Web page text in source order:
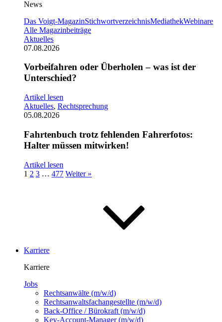
News
Das Voigt-MagazinStichwortverzeichnisMediathekWebinare
Alle Magazinbeiträge
Aktuelles
07.08.2026
Vorbeifahren oder Überholen – was ist der
Unterschied?
Artikel lesen
Aktuelles, Rechtsprechung
05.08.2026
Fahrtenbuch trotz fehlenden Fahrerfotos:
Halter müssen mitwirken!
Artikel lesen
1 2 3 … 477 Weiter »
Karriere
Karriere
Jobs
Rechtsanwälte (m/w/d)
Rechtsanwalts­fachangestellte (m/w/d)
Back-Office / Bürokraft (m/w/d)
Key-Account-Manager(m/w/d)